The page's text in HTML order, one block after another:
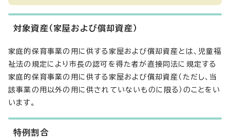
対象資産（家屋および償却資産）
家庭的保育事業の用に供する家屋および償却資産とは、児童福
祉法の規定により市長の認可を得た者が直接同法に規定する
家庭的保育事業の用に供する家屋および償却資産（ただし、当
該事業の用以外の用に供されていないものに限る）のことをい
います。
特例割合